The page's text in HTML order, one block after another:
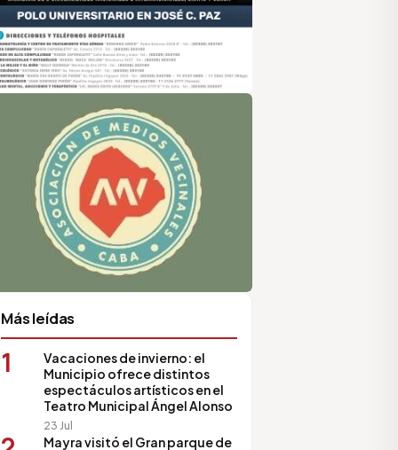
de Medios Vecinales
Más leídas
1
Vacaciones de invierno: el
Municipio ofrece distintos
espectáculos artísticos en el
Teatro Municipal Ángel Alonso
23 Jul
Mayra visitó el Gran parque de